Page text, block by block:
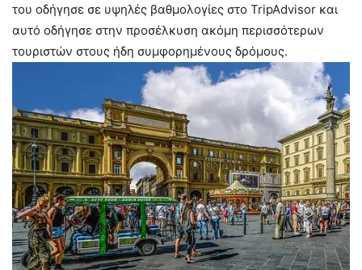
του οδήγησε σε υψηλές βαθμολογίες στο TripAdvisor και
αυτό οδήγησε στην προσέλκυση ακόμη περισσότερων
τουριστών στους ήδη συμφορημένους δρόμους.